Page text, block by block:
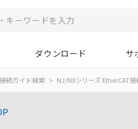
ダウンロード サ
続ガイド検索 NJ/NXシリーズ